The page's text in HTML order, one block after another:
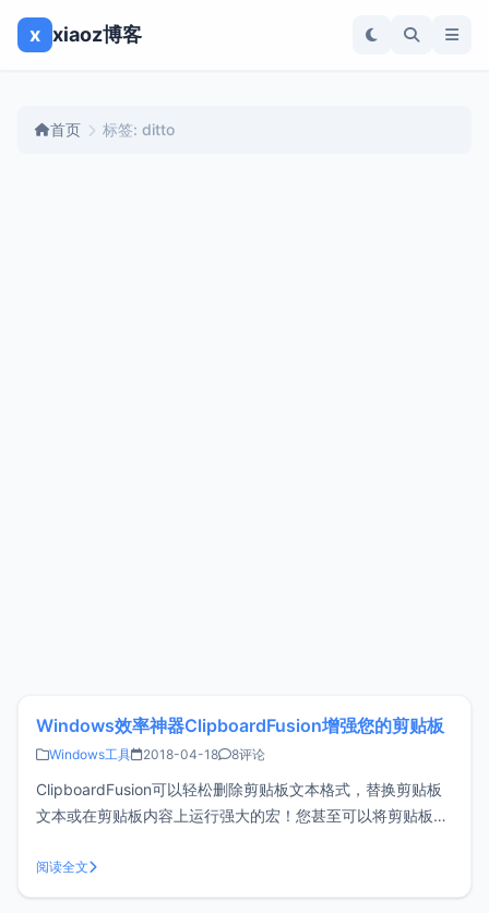
x xiaoz博客
首页 标签: ditto
Windows效率神器ClipboardFusion增强您的剪贴板
Windows工具 2018-04-18 8评论
ClipboardFusion可以轻松删除剪贴板文本格式，替换剪贴板
文本或在剪贴板内容上运行强大的宏！您甚至可以将剪贴板与
字，希望ClipboardFusion能帮上大忙。ClipboardFusion主要
功能 管理多个剪贴板历史 清
阅读全文